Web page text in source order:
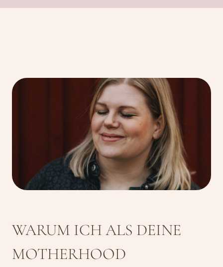
WARUM ICH ALS DEINE
MOTHERHOOD